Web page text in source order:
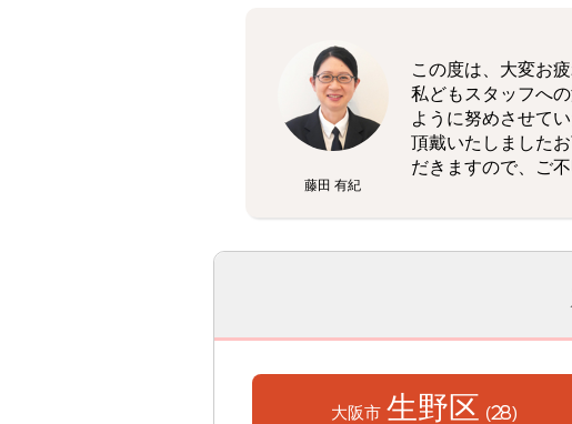
藤田 有紀
この度は、大変お
私どもスタッフへ
ように努めさせて
頂戴いたしました
だきますので、ご
大阪市 生野区 (28)